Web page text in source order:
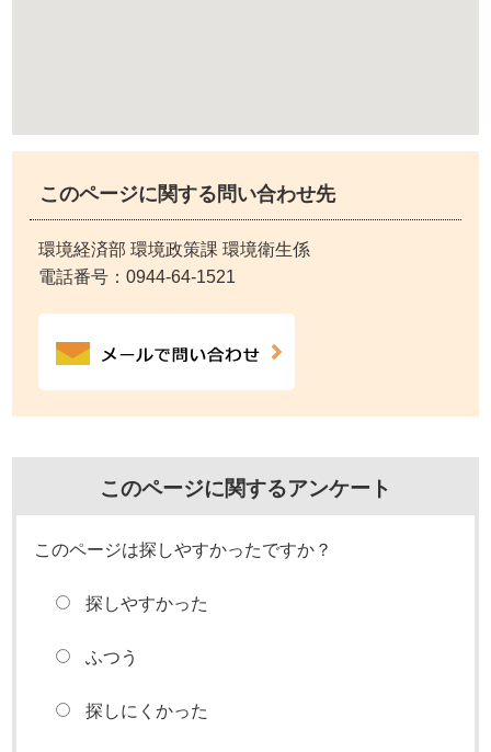
このページに関する問い合わせ先
環境経済部 環境政策課 環境衛生係
電話番号：0944-64-1521
このページに関するアンケート
このページは探しやすかったですか？
探しやすかった
ふつう
探しにくかった